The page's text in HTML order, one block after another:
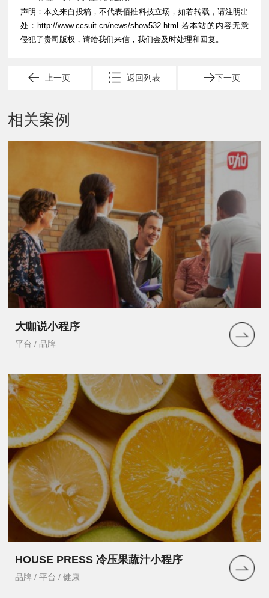
声明：本文来自投稿，不代表佰推科技立场，如若转载，请注明出
处： http://www.ccsuit.cn/news/show532.html 若本站的内容无意
侵犯了贵司版权，请给我们来信，我们会及时处理和回复。
上一页 下一页
返回列表
相关案例
大咖说小程序
平台 / 品牌
HOUSE PRESS 冷压果蔬汁小程序
品牌 / 平台 / 健康